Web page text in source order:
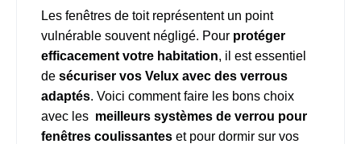
Les fenêtres de toit représentent un point
vulnérable souvent négligé. Pour protéger
efficacement votre habitation, il est essentiel
de sécuriser vos Velux avec des verrous
adaptés. Voici comment faire les bons choix
avec les meilleurs systèmes de verrou pour
fenêtres coulissantes et pour dormir sur vos